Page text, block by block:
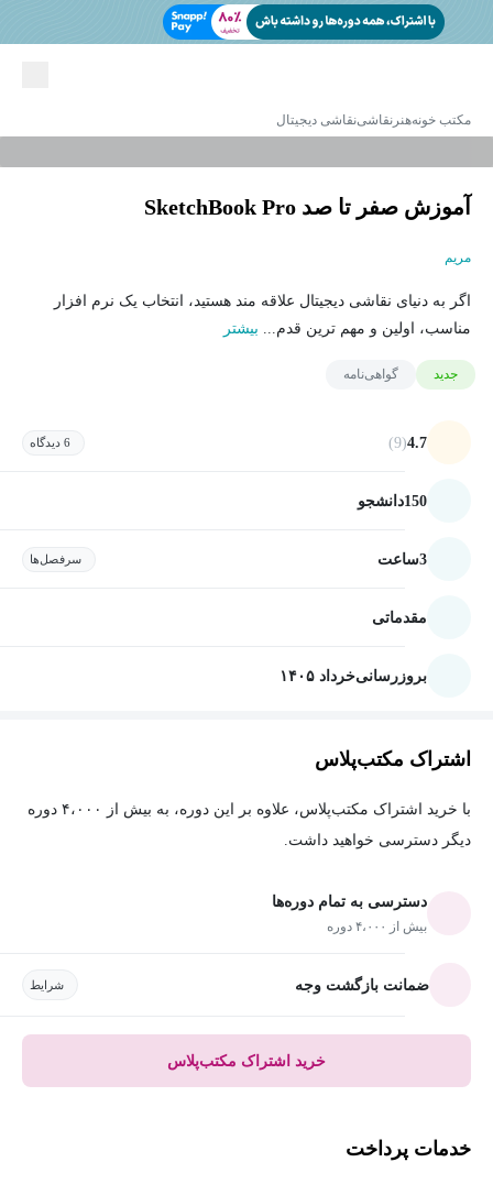
مکتب خونههنر نقاشینقاشی دیجیتال
آموزش صفر تا صد SketchBook Pro
مریم
اگر به دنیای نقاشی دیجیتال علاقه مند هستید، انتخاب یک نرم افزار
مناسب، اولین و مهم ترین قدم... بیشتر
جدید گواهی‌نامه
4.7
(9) 6 دیدگاه
150دانشجو
3ساعت سرفصل‌ها
مقدماتی
بروزرسانیخرداد ۱۴۰۵
اشتراک مکتب‌پلاس
با خرید اشتراک مکتب‌پلاس، علاوه بر این دوره، به بیش از ۴،۰۰۰ دوره
دیگر دسترسی خواهید داشت.
دسترسی به تمام دوره‌ها
بیش از ۴،۰۰۰ دوره
ضمانت بازگشت وجه شرایط
خرید اشتراک مکتب‌پلاس
خدمات پرداخت